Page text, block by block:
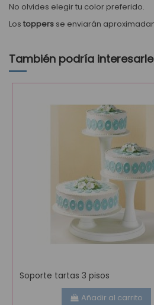
No olvides elegir tu color preferido.
Los toppers se enviarán
También podría interesarle
Soporte tartas 3 pisos
Añadir al carrito